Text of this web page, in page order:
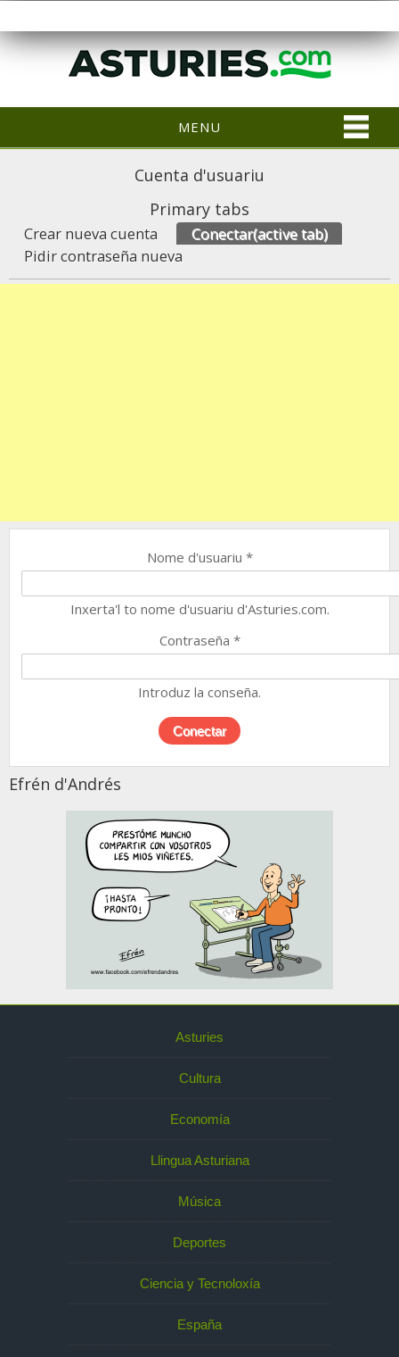
MENU
Cuenta d'usuariu
Primary tabs
Crear nueva cuenta Conectar(active tab)
Pidir contraseña nueva
Nome d'usuariu *
Inxerta'l to nome d'usuariu d'Asturies.com.
Contraseña *
Introduz la conseña.
Efrén d'Andrés
Asturies
Cultura
Economía
Llingua Asturiana
Música
Deportes
Ciencia y Tecnoloxía
España